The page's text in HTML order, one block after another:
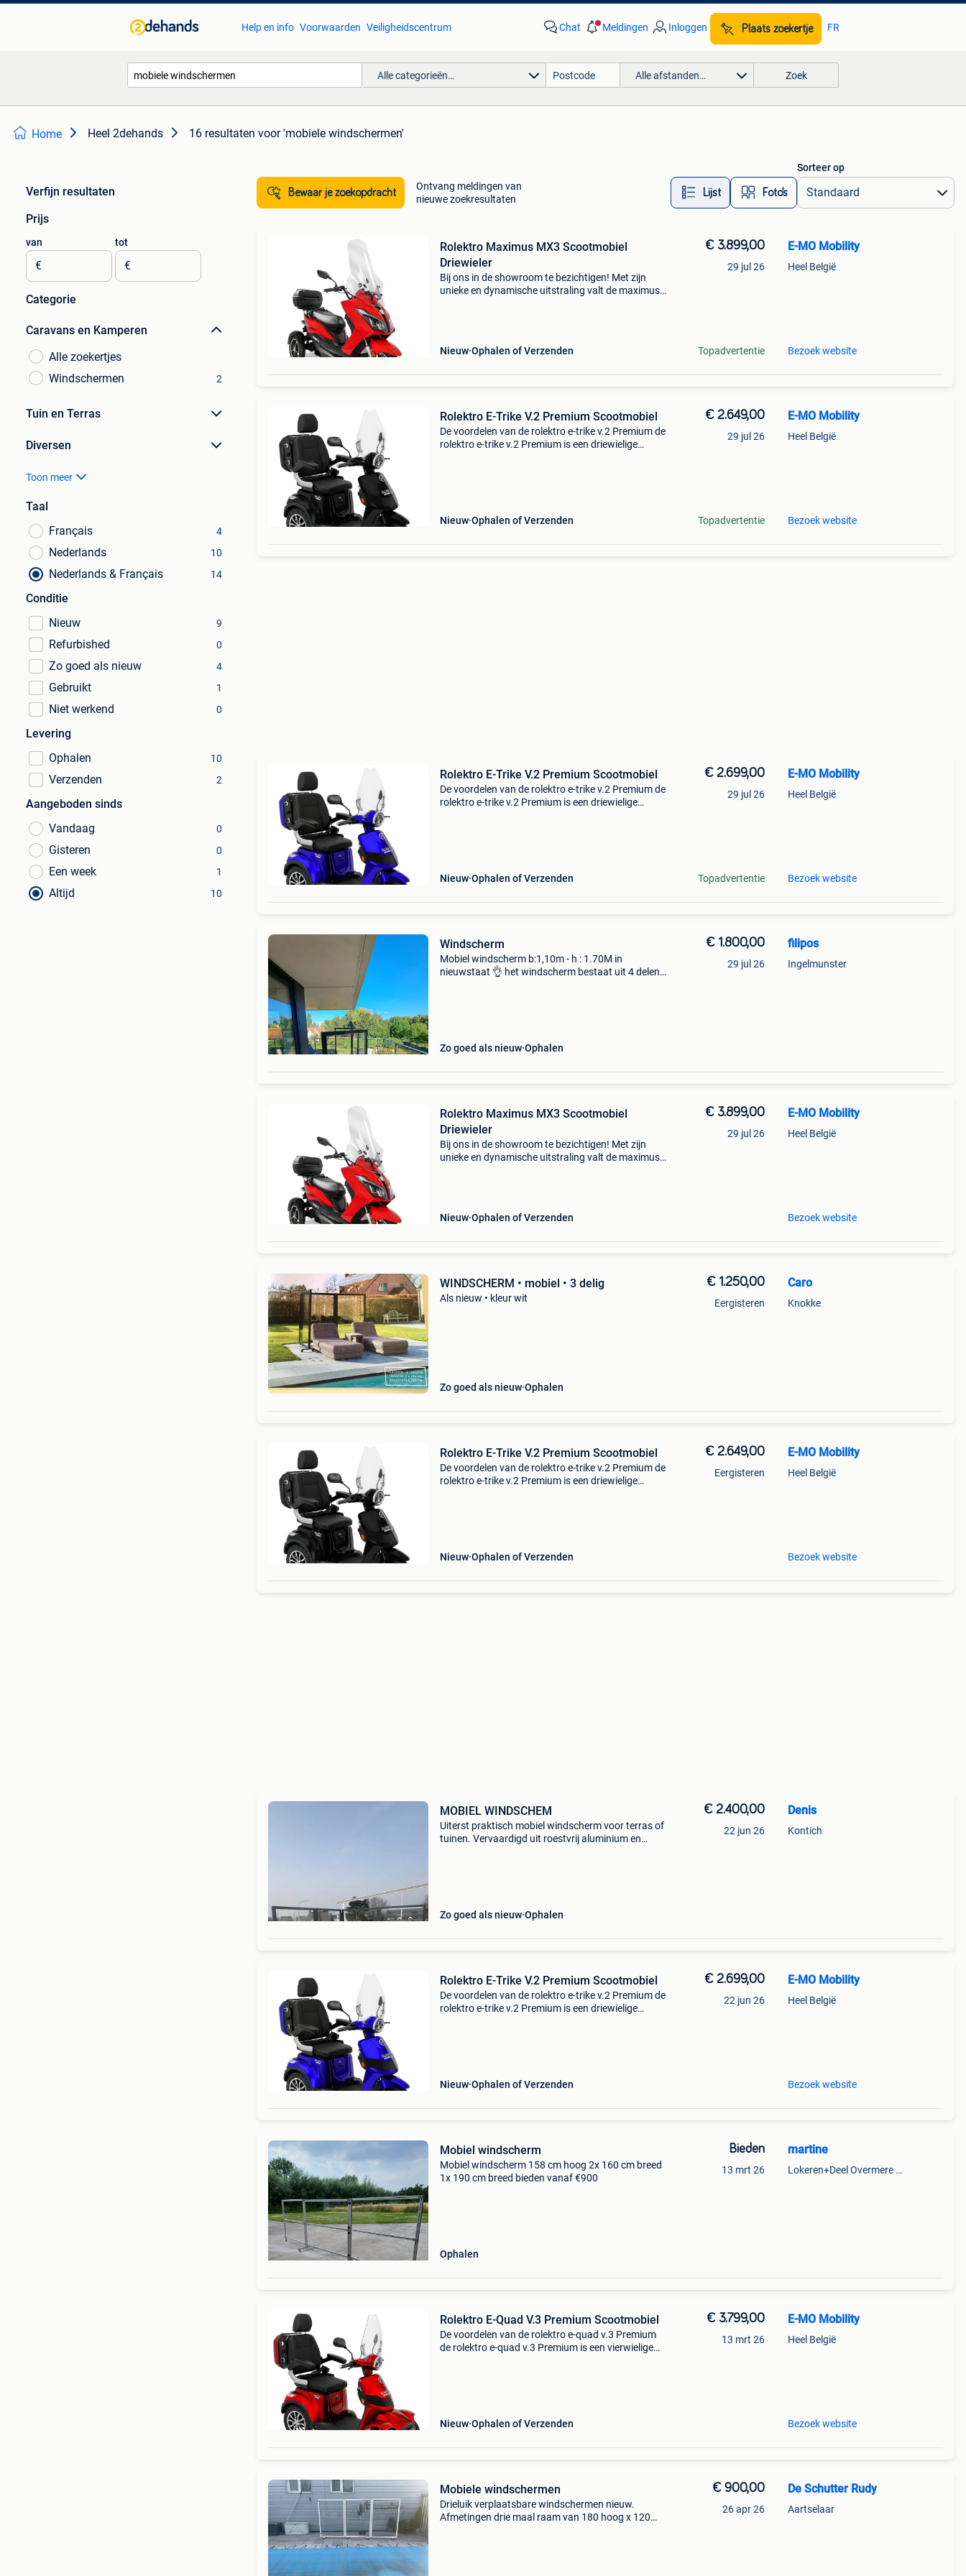
Help en info Voorwaarden Veiligheidscentrum Chat Meldingen Inloggen Plaats zoekertje FR
Alle categorieën… Alle afstanden… Zoek
Home Heel 2dehands 16 resultaten voor 'mobiele windschermen'
Verfijn resultaten
Prijs
van
€
tot
€
Categorie
Caravans en Kamperen
Alle zoekertjes
Windschermen
2
Tuin en Terras
Diversen
Toon meer
Taal
Français
4
Nederlands 10
Nederlands & Français 14
Conditie
Nieuw
9
Refurbished 0
Zo goed als nieuw 4
Gebruikt 1
Niet werkend 0
Levering
Ophalen
10
Verzenden 2
Aangeboden sinds
Vandaag
0
Gisteren 0
Een week 1
Altijd 10
Bewaar je zoekopdracht
Ontvang meldingen van
nieuwe zoekresultaten
Lijst Foto’s
Sorteer op
Rolektro Maximus MX3 Scootmobiel
Driewieler
Bij ons in de showroom te bezichtigen! Met zijn
unieke en dynamische uitstraling valt de maximus
Nieuw Ophalen of Verzenden
€ 3.899,00
29 jul 26
Topadvertentie
E-MO Mobility
Heel België
Bezoek website
Rolektro E-Trike V.2 Premium Scootmobiel
De voordelen van de rolektro e-trike v.2 Premium de
rolektro e-trike v.2 Premium is een driewielige
Nieuw Ophalen of Verzenden
€ 2.649,00
29 jul 26
Topadvertentie
E-MO Mobility
Heel België
Bezoek website
Rolektro E-Trike V.2 Premium Scootmobiel
De voordelen van de rolektro e-trike v.2 Premium de
rolektro e-trike v.2 Premium is een driewielige
Nieuw Ophalen of Verzenden
€ 2.699,00
29 jul 26
Topadvertentie
E-MO Mobility
Heel België
Bezoek website
Windscherm
Mobiel windscherm b:1,10m - h : 1.70M in
nieuwstaat 👌 het windscherm bestaat uit 4 delen
Zo goed als nieuw Ophalen
€ 1.800,00
29 jul 26
filipos
Ingelmunster
Rolektro Maximus MX3 Scootmobiel
Driewieler
Bij ons in de showroom te bezichtigen! Met zijn
unieke en dynamische uitstraling valt de maximus
Nieuw Ophalen of Verzenden
€ 3.899,00
29 jul 26
E-MO Mobility
Heel België
Bezoek website
WINDSCHERM • mobiel • 3 delig
Als nieuw • kleur wit
Zo goed als nieuw Ophalen
€ 1.250,00
Eergisteren
Caro
Knokke
Rolektro E-Trike V.2 Premium Scootmobiel
De voordelen van de rolektro e-trike v.2 Premium de
rolektro e-trike v.2 Premium is een driewielige
Nieuw Ophalen of Verzenden
€ 2.649,00
Eergisteren
E-MO Mobility
Heel België
Bezoek website
MOBIEL WINDSCHEM
Uiterst praktisch mobiel windscherm voor terras of
tuinen. Vervaardigd uit roestvrij aluminium en
Zo goed als nieuw Ophalen
€ 2.400,00
22 jun 26
Denis
Kontich
Rolektro E-Trike V.2 Premium Scootmobiel
De voordelen van de rolektro e-trike v.2 Premium de
rolektro e-trike v.2 Premium is een driewielige
Nieuw Ophalen of Verzenden
€ 2.699,00
22 jun 26
E-MO Mobility
Heel België
Bezoek website
Mobiel windscherm
Mobiel windscherm 158 cm hoog 2x 160 cm breed
1x 190 cm breed bieden vanaf €900
Ophalen
Bieden
13 mrt 26
martine
Lokeren+Deel Overmere En Zele
Rolektro E-Quad V.3 Premium Scootmobiel
De voordelen van de rolektro e-quad v.3 Premium
de rolektro e-quad v.3 Premium is een vierwielige
Nieuw Ophalen of Verzenden
€ 3.799,00
13 mrt 26
E-MO Mobility
Heel België
Bezoek website
Mobiele windschermen
Drieluik verplaatsbare windschermen nieuw.
Afmetingen drie maal raam van 180 hoog x 120
€ 900,00
26 apr 26
De Schutter Rudy
Aartselaar